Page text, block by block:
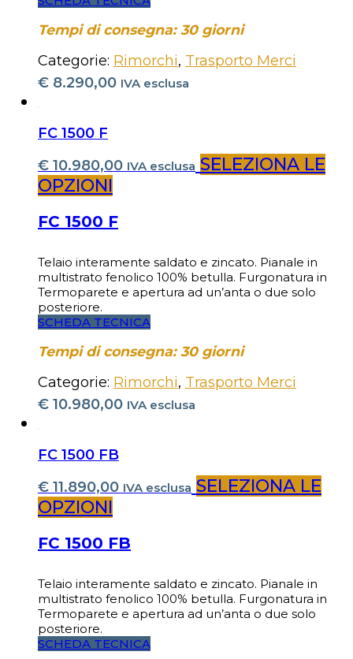
Tempi di consegna: 30 giorni
Categorie: Rimorchi, Trasporto Merci
€ 8.290,00 IVA esclusa
FC 1500 F
€ 10.980,00 IVA esclusa SELEZIONA LE
OPZIONI
FC 1500 F
Telaio interamente saldato e zincato. Pianale in
multistrato fenolico 100% betulla. Furgonatura in
Termoparete e apertura ad un’anta o due solo
posteriore.
SCHEDA TECNICA
Tempi di consegna: 30 giorni
Categorie: Rimorchi, Trasporto Merci
€ 10.980,00 IVA esclusa
FC 1500 FB
€ 11.890,00 IVA esclusa SELEZIONA LE
OPZIONI
FC 1500 FB
Telaio interamente saldato e zincato. Pianale in
multistrato fenolico 100% betulla. Furgonatura in
Termoparete e apertura ad un’anta o due solo
posteriore.
SCHEDA TECNICA